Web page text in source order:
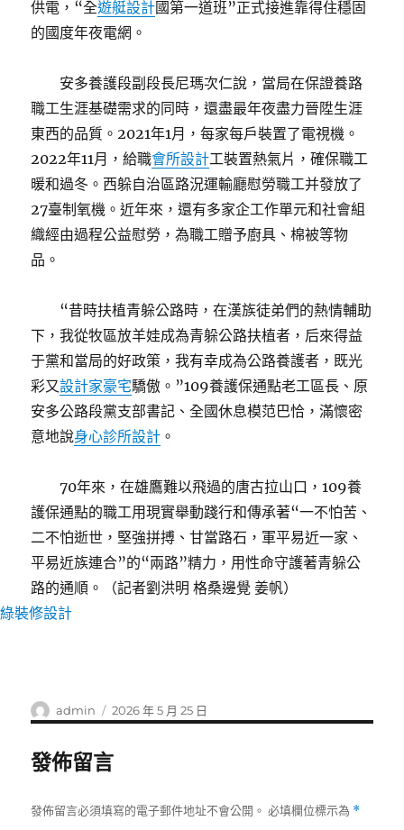
供電，“全遊艇設計國第一道班”正式接進靠得住穩固
的國度年夜電網。
安多養護段副段長尼瑪次仁說，當局在保證養路
職工生涯基礎需求的同時，還盡最年夜盡力晉陞生涯
東西的品質。2021年1月，每家每戶裝置了電視機。
2022年11月，給職會所設計工裝置熱氣片，確保職工
暖和過冬。西躲自治區路況運輸廳慰勞職工并發放了
27臺制氧機。近年來，還有多家企工作單元和社會組
織經由過程公益慰勞，為職工贈予廚具、棉被等物
品。
“昔時扶植青躲公路時，在漢族徒弟們的熱情輔助
下，我從牧區放羊娃成為青躲公路扶植者，后來得益
于黨和當局的好政策，我有幸成為公路養護者，既光
彩又設計家豪宅驕傲。”109養護保通點老工區長、原
安多公路段黨支部書記、全國休息模范巴恰，滿懷密
意地說身心診所設計 。
70年來，在雄鷹難以飛過的唐古拉山口，109養
護保通點的職工用現實舉動踐行和傳承著“一不怕苦、
二不怕逝世，堅強拼搏、甘當路石，軍平易近一家、
平易近族連合”的“兩路”精力，用性命守護著青躲公
路的通順。（記者劉洪明 格桑邊覺 姜帆）
綠裝修設計
作
者
admin
發
佈
2026 年 5 月 25 日
發佈留言
發佈留言必須填寫的電子郵件地址不會公開。 必填欄位標示為 *